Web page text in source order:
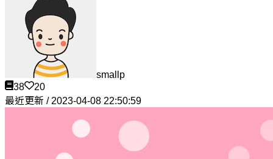
smallp
38
20
最近更新 / 2023-04-08 22:50:59